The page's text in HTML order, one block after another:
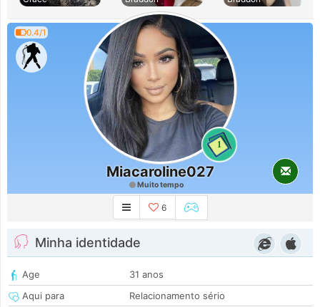
0.4/1
1
Miacaroline027
Muito tempo
6
Minha identidade
Age
31 anos
Aqui para
Relacionamento sério